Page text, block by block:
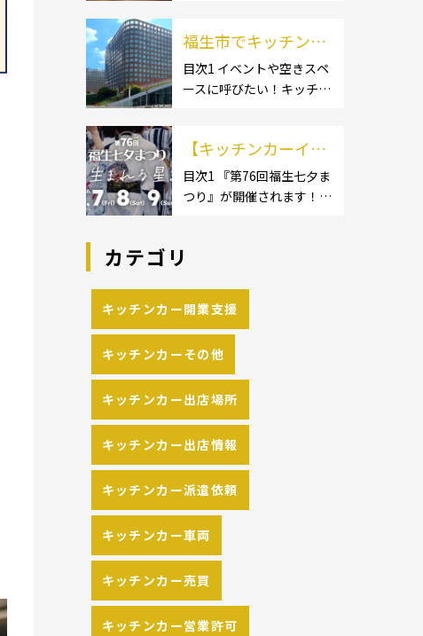
介！
ンタークロスとも呼ばれ
る】2 キッチンカーで使用
するダスター(ふきん)種類
福生市でキッチンカ
ーを呼びたい！派遣
してもらうにはどう
の流れや人気メニュ
ーを解説
目次1 イベントや空きスペ
ースに呼びたい！キッチン
キッチンカー:軽バン]1.1.2
[小型キッチンカー:軽トラ
ック]1.1.3 [中型・大型キッ
【キッチンカーイベ
ント情報】第76回福
生七夕まつりが開催
目次1 『第76回福生七夕ま
つり』が開催されます！2
りイベント！ 日本全国で、
催されています。 開業前に
キッチンカーの出店 […]
カテゴリ
キッチンカー開業支援
キッチンカーその他
キッチンカー出店場所
キッチンカー出店情報
キッチンカー派遣依頼
キッチンカー車両
キッチンカー売買
キッチンカー営業許可